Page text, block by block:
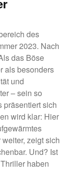
des
2023. Nach
das Böse
als besonders
und
– sein so
präsentiert sich
wird klar: Hier
zeigt sich
Und? Ist
haben